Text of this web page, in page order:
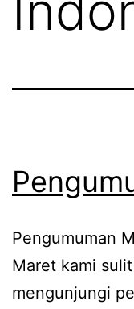
Pengumuman
Maret kami
mengunjungi